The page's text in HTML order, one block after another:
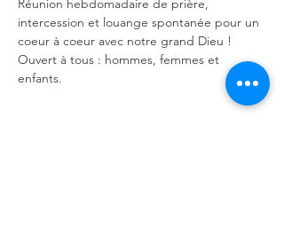
Réunion hebdomadaire de prière,
intercession et louange spontanée pour un
coeur à coeur avec notre grand Dieu !
Ouvert à tous : hommes, femmes et
enfants.